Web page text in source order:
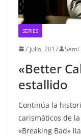
SERIES
7 julio, 2017 Sami
«Better
estallido
Continúa la
carismáticos de
«Breaking Bad»